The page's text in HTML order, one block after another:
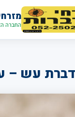
החברה
עש –